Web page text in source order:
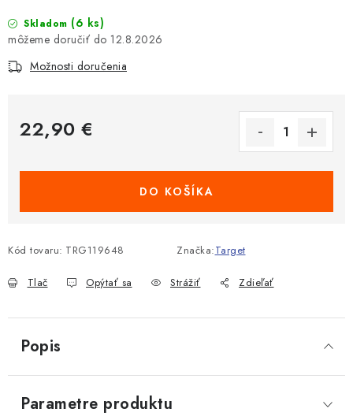
Skladom (6 ks)
12.8.2026
Možnosti doručenia
22,90 €
DO KOŠÍKA
Kód tovaru: TRG119648 Značka:Target
Tlač Opýtať sa Strážiť Zdieľať
Popis
Parametre produktu